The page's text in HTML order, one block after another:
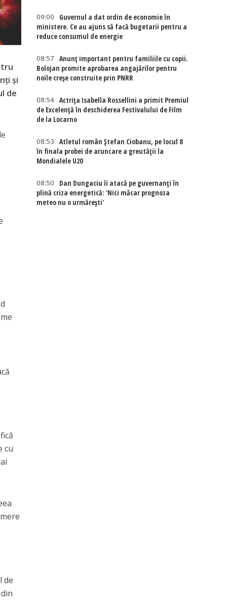
și
de
cu
de
09:00
Guvernul a dat ordin de economie în
ministere. Ce au ajuns să facă bugetarii pentru a
reduce consumul de energie
08:57
Anunț important pentru familiile cu copii.
Bolojan promite aprobarea angajărilor pentru
noile creșe construite prin PNRR
08:54 Actriţa Isabella Rossellini a primit Premiul
de Excelenţă în deschiderea Festivalului de Film
de la Locarno
08:53
Atletul român Ștefan Ciobanu, pe locul 8
în finala probei de aruncare a greutății la
Mondialele U20
08:50
Dan Dungaciu îi atacă pe guvernanți în
plină criza energetică: 'Nici măcar prognoza
meteo nu o urmărești'